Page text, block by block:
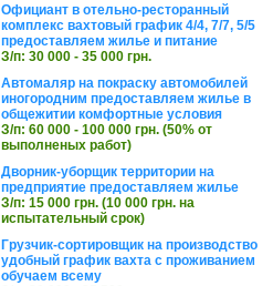
Официант в отельно-ресторанный
комплекс вахтовый график 4/4, 7/7, 5/5
предоставляем жилье и питание
З/п: 30 000 - 35 000 грн.
Автомаляр на покраску автомобилей
иногородним предоставляем жилье в
общежитии комфортные условия
З/п: 60 000 - 100 000 грн. (50% от
выполненых работ)
Дворник-уборщик территории на
предприятие предоставляем жилье
З/п: 15 000 грн. (10 000 грн. на
испытательный срок)
Грузчик-сортировщик на производство
удобный график вахта с проживанием
обучаем всему